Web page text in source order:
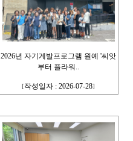
2026년 자기계발프로그램 원예 '씨앗
부터 플라워..
[작성일자 : 2026-07-28]